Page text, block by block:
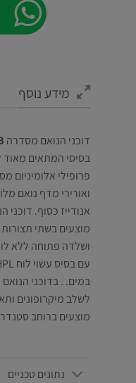
מידע נוסף
דוכני הנואם מסדרה
בסיסי המתאים מאוד
ואורירי מדף נואם
אנודייז כסוף.
מוצעים בשתי
ושלדה פתוחה ללא
במים. . בדוכני
לשלב מיקרופונים
מוצעים ברוחב סטנדרטי
נתונים טכניים